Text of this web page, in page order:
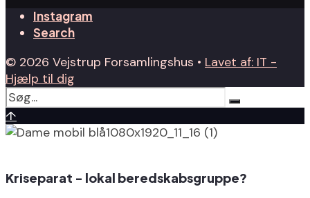
Instagram
Search
© 2026 Vejstrup Forsamlingshus • Lavet af: IT -
Hjælp til dig
↑
Kriseparat - lokal beredskabsgruppe?